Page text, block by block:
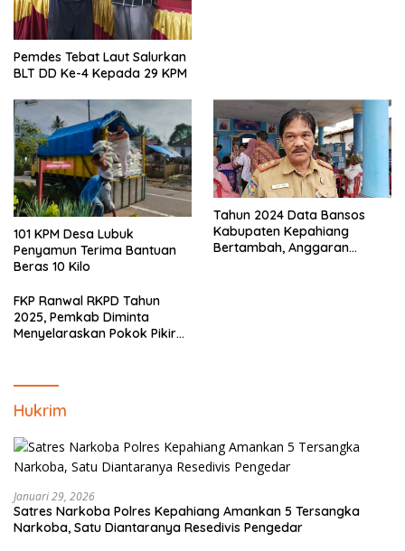
Pemdes Tebat Laut Salurkan
BLT DD Ke-4 Kepada 29 KPM
101 KPM Desa Lubuk
Penyamun Terima Bantuan
Beras 10 Kilo
Tahun 2024 Data Bansos
Kabupaten Kepahiang
Bertambah, Anggaran
FKP Ranwal RKPD Tahun
2025, Pemkab Diminta
Menyelaraskan Pokok Pikiran
Hukrim
Januari 29, 2026
Satres Narkoba Polres Kepahiang Amankan 5 Tersangka
Narkoba, Satu Diantaranya Resedivis Pengedar